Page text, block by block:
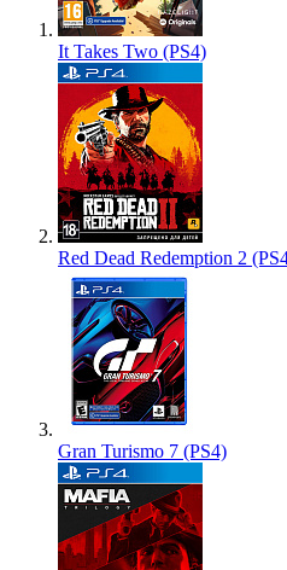
It Takes Two (PS4)
Red Dead Redemption 2
Gran Turismo 7 (PS4)